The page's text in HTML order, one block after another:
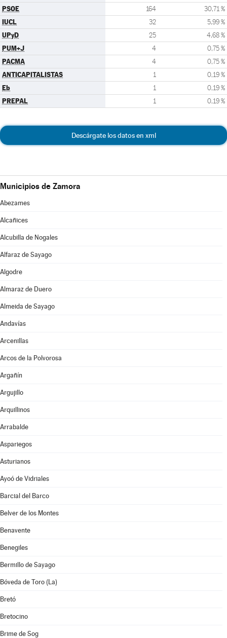
PSOE 164 30,71 %
IUCL 32 5,99 %
UPyD 25 4,68 %
PUM+J 4 0,75 %
PACMA 4 0,75 %
ANTICAPITALISTAS 1 0,19 %
Eb 1 0,19 %
PREPAL 1 0,19 %
Descárgate los datos en xml
Municipios de Zamora
Abezames
Alcañices
Alcubilla de Nogales
Alfaraz de Sayago
Algodre
Almaraz de Duero
Almeida de Sayago
Andavías
Arcenillas
Arcos de la Polvorosa
Argañín
Argujillo
Arquillinos
Arrabalde
Aspariegos
Asturianos
Ayoó de Vidriales
Barcial del Barco
Belver de los Montes
Benavente
Benegiles
Bermillo de Sayago
Bóveda de Toro (La)
Bretó
Bretocino
Brime de Sog